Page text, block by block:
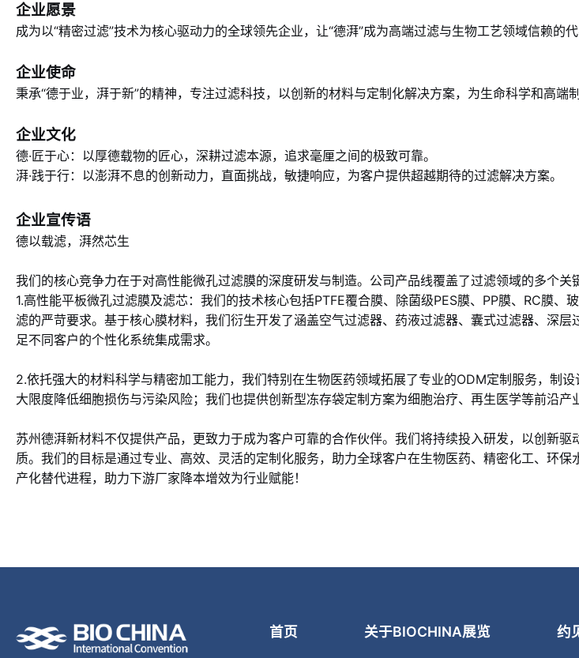
企业愿景
成为以“精密过滤”技术为核心驱动力的全球领先企业，让“德湃”成为高端过滤与生物工艺领域信赖的代
企业使命
秉承“德于业，湃于新”的精神，专注过滤科技，以创新的材料与定制化解决方案，为生命科学和高端
企业文化
德·匠于心：以厚德载物的匠心，深耕过滤本源，追求毫厘之间的极致可靠。
湃·践于行：以澎湃不息的创新动力，直面挑战，敏捷响应，为客户提供超越期待的过滤解决方案。
企业宣传语
德以载滤，湃然芯生
我们的核心竞争力在于对高性能微孔过滤膜的深度研发与制造。公司产品线覆盖了过滤领域的多个关
1.高性能平板微孔过滤膜及滤芯：我们的技术核心包括PTFE覆合膜、除菌级PES膜、PP膜、RC膜
滤的严苛要求。基于核心膜材料，我们衍生开发了涵盖空气过滤器、药液过滤器、囊式过滤器、深
足不同客户的个性化系统集成需求。
2.依托强大的材料科学与精密加工能力，我们特别在生物医药领域拓展了专业的ODM定制服务，制
大限度降低细胞损伤与污染风险；我们也提供创新型冻存袋定制方案为细胞治疗、再生医学等前沿产
苏州德湃新材料不仅提供产品，更致力于成为客户可靠的合作伙伴。我们将持续投入研发，以创新
质。我们的目标是通过专业、高效、灵活的定制化服务，助力全球客户在生物医药、精密化工、环
产化替代进程，助力下游厂家降本增效为行业赋能！
首页 关于BIOCHINA展览 约